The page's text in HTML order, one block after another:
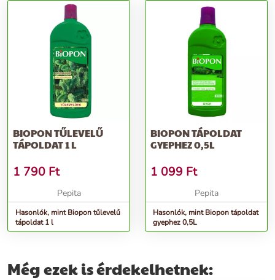
BIOPON TŰLEVELŰ
TÁPOLDAT 1 L
1 790 Ft
Pepita
Hasonlók, mint Biopon tűlevelű
tápoldat 1 l
BIOPON TÁPOLDAT
GYEPHEZ 0,5L
1 099 Ft
Pepita
Hasonlók, mint Biopon tápoldat
gyephez 0,5L
Még ezek is érdekelhetnek: